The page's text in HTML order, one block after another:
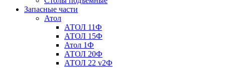
Запасные части
Атол
АТОЛ 11Ф
АТОЛ 15Ф
Атол 1Ф
АТОЛ 20Ф
АТОЛ 22 v2Ф